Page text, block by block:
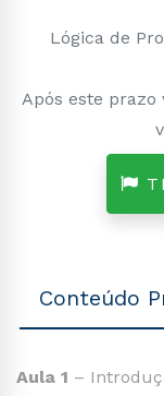
Lógica de
Após este
Conteúdo
Aula 1 –